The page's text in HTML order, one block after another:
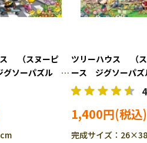
ス （スヌーピ
ソーパズル
ツリーハウス （
ース ジグソーパ
1,400円
完成サイズ：